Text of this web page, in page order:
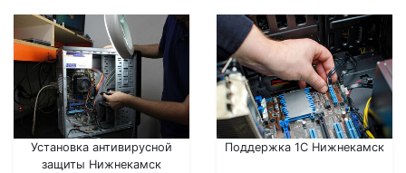
Установка антивирусной
защиты Нижнекамск
Поддержка 1С Нижнекамск